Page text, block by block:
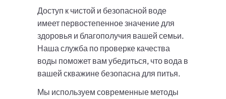
Доступ к чистой и безопасной воде
имеет первостепенное значение для
здоровья и благополучия вашей семьи.
Наша служба по проверке качества
воды поможет вам убедиться, что вода в
вашей скважине безопасна для питья.
Мы используем современные методы